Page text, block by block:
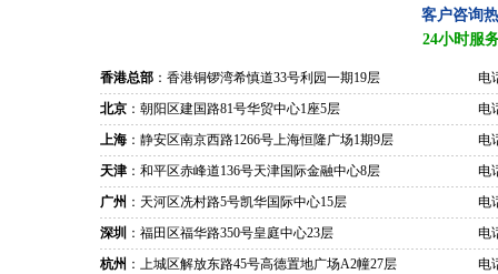
客户咨询
24小时服
香港总部 ：香港铜锣湾希慎道33号利园一期19层
电
北京 ：朝阳区建国路81号华贸中心1座5层
电
上海 ：静安区南京西路1266号上海恒隆广场1期9层
电
天津 ：和平区赤峰道136号天津国际金融中心8层
电
广州 ：天河区冼村路5号凯华国际中心15层
电
深圳 ：福田区福华路350号皇庭中心23层
电
杭州 ：上城区解放东路45号高德置地广场A2幢27层
电